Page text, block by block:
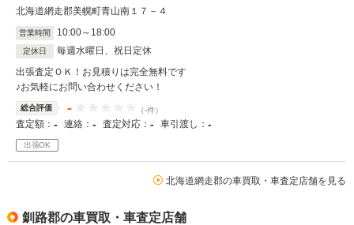
北海道網走郡美幌町青山南１７－４
営業時間 10:00～ 18:00
定休日
毎週水曜日、祝日定休
出張査定ＯＫ！お見積りは完全無料です
♪お気軽にお問い合わせください！
総合評価 - （-件）
査定額： - 連絡： - 査定対応： - 車引渡し： -
出張OK
北海道網走郡の車買取・車査定店舗を見る
釧路郡の車買取・車査定店舗